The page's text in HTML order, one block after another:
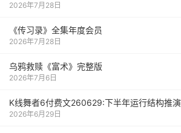
2026年7月28日
《传习录》全集年度会员
2026年7月28日
乌鸦救赎《富术》完整版
2026年7月6日
K线舞者6付费文260629:下半年运行结构推演
2026年6月29日